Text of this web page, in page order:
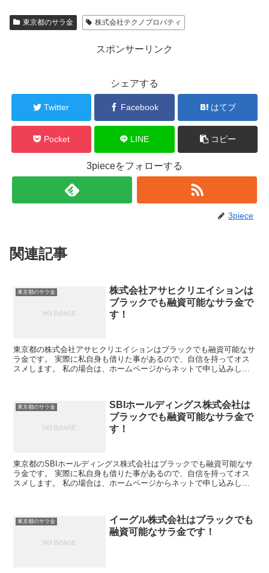
東京都のサラ金 株式会社テクノプロパティ
スポンサーリンク
シェアする
Twitter Facebook はてブ
Pocket LINE コピー
3pieceをフォローする
3piece
関連記事
東京都のサラ金
株式会社アサヒクリエイションは
ブラックでも融資可能なサラ金で
す！
東京都の株式会社アサヒクリエイションはブラックでも融資可能なサ
ラ金です。 実際に私自身も借りた事があるので、自信を持ってオス
スメします。 私の場合は、ホームページからネットで申し込みした
東京都のサラ金
SBIホールディングス株式会社は
ブラックでも融資可能なサラ金で
す！
東京都のSBIホールディングス株式会社はブラックでも融資可能なサ
ラ金です。 実際に私自身も借りた事があるので、自信を持ってオス
スメします。 私の場合は、ホームページからネットで申し込みした
東京都のサラ金
イーグル株式会社はブラックでも
融資可能なサラ金です！